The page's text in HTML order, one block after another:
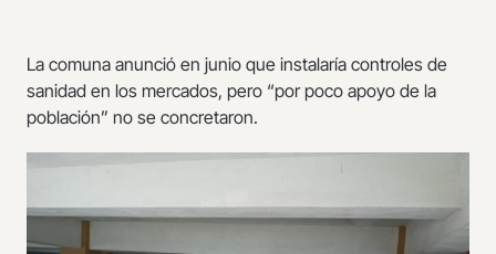
La comuna anunció en junio que instalaría controles de
sanidad en los mercados, pero “por poco apoyo de la
población” no se concretaron.